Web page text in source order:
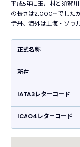
平成5年に玉川村と須賀
の長さは2,000mでした
伊丹、海外は上海・ソウ
英二氏が須賀川市である
オブジェクトが点在して
店やレストランが併設。
ムジンバスが運行してい
す。
正式名称
所在
IATA3レターコード
ICAO4レターコード